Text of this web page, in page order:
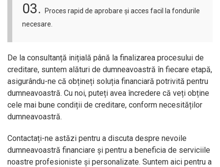
03.
Proces rapid de aprobare și acces facil la fondurile
necesare.
De la consultanță inițială până la finalizarea procesului de
creditare, suntem alături de dumneavoastră în fiecare etapă,
asigurându-ne că obțineți soluția financiară potrivită pentru
dumneavoastră. Cu noi, puteți avea încredere că veți obține
cele mai bune condiții de creditare, conform necesităților
dumneavoastră.
Contactați-ne astăzi pentru a discuta despre nevoile
dumneavoastră financiare și pentru a beneficia de serviciile
noastre profesioniste și personalizate. Suntem aici pentru a